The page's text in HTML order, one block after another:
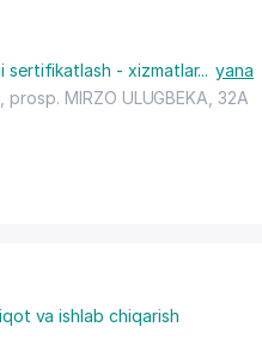
sertifikatlash - xizmatlar... yana
prosp. MIRZO ULUGBEKA , 32A
va ishlab chiqarish